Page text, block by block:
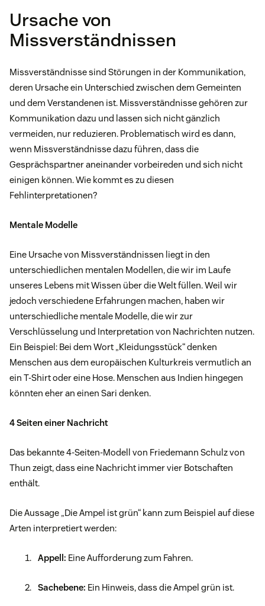
Ursache von
Missverständnissen
Missverständnisse sind Störungen in der Kommunikation,
deren Ursache ein Unterschied zwischen dem Gemeinten
und dem Verstandenen ist. Missverständnisse gehören zur
Kommunikation dazu und lassen sich nicht gänzlich
vermeiden, nur reduzieren. Problematisch wird es dann,
wenn Missverständnisse dazu führen, dass die
Gesprächspartner aneinander vorbeireden und sich nicht
einigen können. Wie kommt es zu diesen
Fehlinterpretationen?
Mentale Modelle
Eine Ursache von Missverständnissen liegt in den
unterschiedlichen mentalen Modellen, die wir im Laufe
unseres Lebens mit Wissen über die Welt füllen. Weil wir
jedoch verschiedene Erfahrungen machen, haben wir
unterschiedliche mentale Modelle, die wir zur
Verschlüsselung und Interpretation von Nachrichten nutzen.
Ein Beispiel: Bei dem Wort „Kleidungsstück“ denken
Menschen aus dem europäischen Kulturkreis vermutlich an
ein T-Shirt oder eine Hose. Menschen aus Indien hingegen
könnten eher an einen Sari denken.
4 Seiten einer Nachricht
Das bekannte 4-Seiten-Modell von Friedemann Schulz von
Thun zeigt, dass eine Nachricht immer vier Botschaften
enthält.
Die Aussage „Die Ampel ist grün“ kann zum Beispiel auf diese
Arten interpretiert werden:
Appell: Eine Aufforderung zum Fahren.
Sachebene: Ein Hinweis, dass die Ampel grün ist.